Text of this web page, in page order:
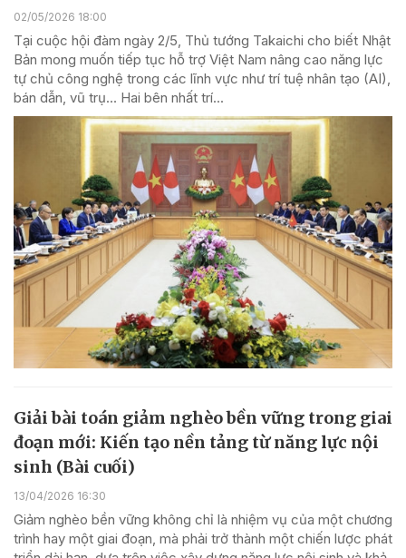
02/05/2026 18:00
Tại cuộc hội đàm ngày 2/5, Thủ tướng Takaichi cho biết Nhật
Bản mong muốn tiếp tục hỗ trợ Việt Nam nâng cao năng lực
tự chủ công nghệ trong các lĩnh vực như trí tuệ nhân tạo (AI),
bán dẫn, vũ trụ… Hai bên nhất trí...
Giải bài toán giảm nghèo bền vững trong giai
đoạn mới: Kiến tạo nền tảng từ năng lực nội
sinh (Bài cuối)
13/04/2026 16:30
Giảm nghèo bền vững không chỉ là nhiệm vụ của một chương
trình hay một giai đoạn, mà phải trở thành một chiến lược phát